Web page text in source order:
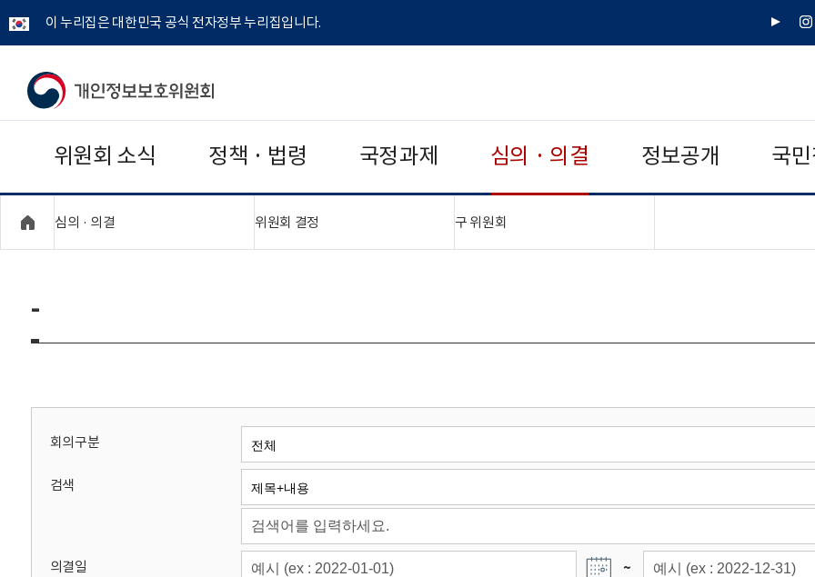
이 누리집은 대한민국 공식 전자정부 누리집입니다.
유
인
개
보
보
위
회
위원회 소식 정책 · 법령 국정과제 심의 · 의결 정보공개 국
심의 · 의결 위원회 결정 구 위원회
-
회의구분
검색
의결일 ~